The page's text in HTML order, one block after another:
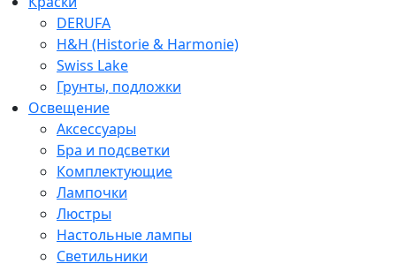
DERUFA
H&H (Historie & Harmonie)
Swiss Lake
Грунты, подложки
Освещение
Аксессуары
Бра и подсветки
Комплектующие
Лампочки
Люстры
Настольные лампы
Светильники